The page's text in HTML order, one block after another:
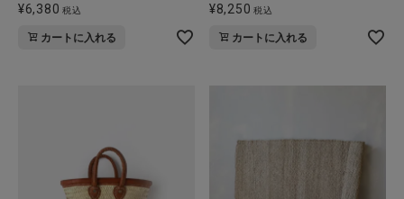
¥6,380 税込
カートに入れる
¥8,250 税込
カートに入れる